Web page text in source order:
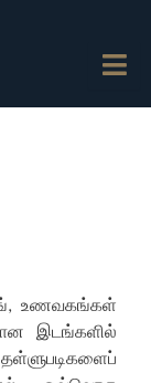
உணவகங்கள்
இடங்களில்